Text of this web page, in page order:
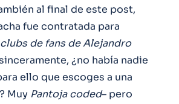
al final de este post,
fue contratada para
de fans de Alejandro
¿no había nadie
ello que escoges a una
Muy Pantoja coded– pero